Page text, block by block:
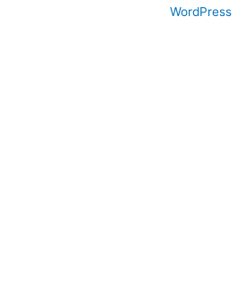
WordPress